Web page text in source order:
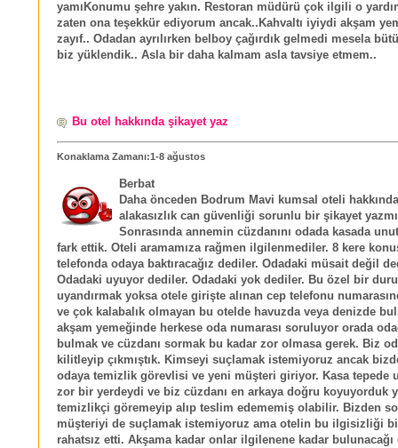
yamıKonumu şehre yakın. Restoran müdürü çok ilgili o
zaten ona teşekkür ediyorum ancak..Kahvaltı iyiydi akşam
zayıf.. Odadan ayrılırken belboy çağırdık gelmedi mesela
biz yüklendik.. Asla bir daha kalmam asla tavsiye etmem..
Bu otel hakkında şikayet yaz
Konaklama Zamanı:1-8 ağustos
Berbat
Daha önceden Bodrum Mavi kumsal oteli
alakasızlık can güvenliği sorunlu bir şikayet
Sonrasında annemin cüzdanını odada kasada
fark ettik. Oteli aramamıza rağmen ilgilenmediler. 8 kere
telefonda odaya baktıracağız dediler. Odadaki müsait değil
Odadaki uyuyor dediler. Odadaki yok dediler. Bu özel bir
uyandırmak yoksa otele girişte alınan cep telefonu
ve çok kalabalık olmayan bu otelde havuzda veya denizde
akşam yemeğinde herkese oda numarası soruluyor orada
bulmak ve cüzdanı sormak bu kadar zor olmasa gerek. Biz
kilitleyip çıkmıştık. Kimseyi suçlamak istemiyoruz ancak
odaya temizlik görevlisi ve yeni müşteri giriyor. Kasa tepede
zor bir yerdeydi ve biz cüzdanı en arkaya doğru koyuyorduk
temizlikçi göremeyip alıp teslim edememiş olabilir. Bizden
müşteriyi de suçlamak istemiyoruz ama otelin bu ilgisizliği
rahatsız etti. Akşama kadar onlar ilgilenene kadar bulunacağı